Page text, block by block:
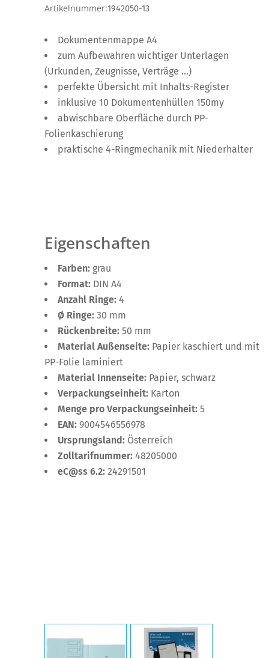
Artikelnummer:1942050-13
Dokumentenmappe A4
zum Aufbewahren wichtiger Unterlagen
(Urkunden, Zeugnisse, Verträge …)
perfekte Übersicht mit Inhalts-Register
inklusive 10 Dokumentenhüllen 150my
abwischbare Oberfläche durch PP-
Folienkaschierung
praktische 4-Ringmechanik mit Niederhalter
Eigenschaften
Farben: grau
Format: DIN A4
Anzahl Ringe: 4
Ø Ringe: 30 mm
Rückenbreite: 50 mm
Material Außenseite: Papier kaschiert und mit
PP-Folie laminiert
Material Innenseite: Papier, schwarz
Verpackungseinheit: Karton
Menge pro Verpackungseinheit: 5
EAN: 9004546556978
Ursprungsland: Österreich
Zolltarifnummer: 48205000
eC@ss 6.2: 24291501